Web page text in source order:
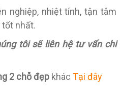
nghiệp, nhiệt tính, tận tâm
nhất.
tôi sẽ liên hệ tư vấn chi
2 chỗ đẹp khác Tại đây